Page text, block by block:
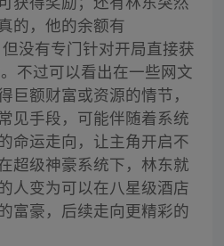
的，他的余额有
没有专门针对开局直接获
不过可以看出在一些网文
巨额财富或资源的情节，
见手段，可能伴随着系统
命运走向，让主角开启不
超级神豪系统下，林东就
人变为可以在八星级酒店
富豪，后续走向更精彩的